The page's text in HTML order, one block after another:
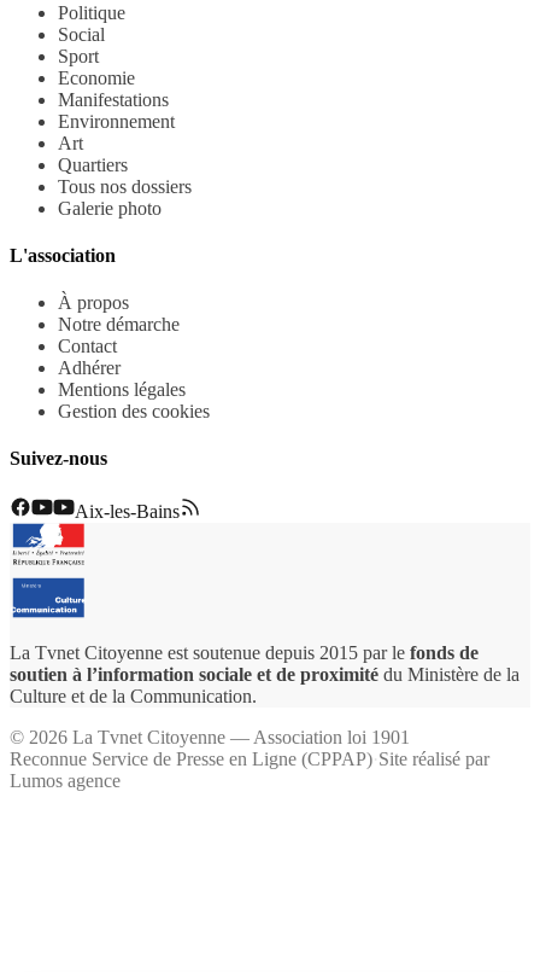
Politique
Social
Sport
Economie
Manifestations
Environnement
Art
Quartiers
Tous nos dossiers
Galerie photo
L'association
À propos
Notre démarche
Contact
Adhérer
Mentions légales
Gestion des cookies
Suivez-nous
Aix-les-Bains
La Tvnet Citoyenne est soutenue depuis 2015 par le fonds de
soutien à l’information sociale et de proximité du Ministère de la
Culture et de la Communication.
© 2026 La Tvnet Citoyenne — Association loi 1901
Reconnue Service de Presse en Ligne (CPPAP)·Site réalisé par
Lumos agence